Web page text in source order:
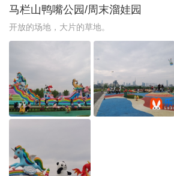
马栏山鸭嘴公园/周末溜娃园
开放的场地，大片的草地。